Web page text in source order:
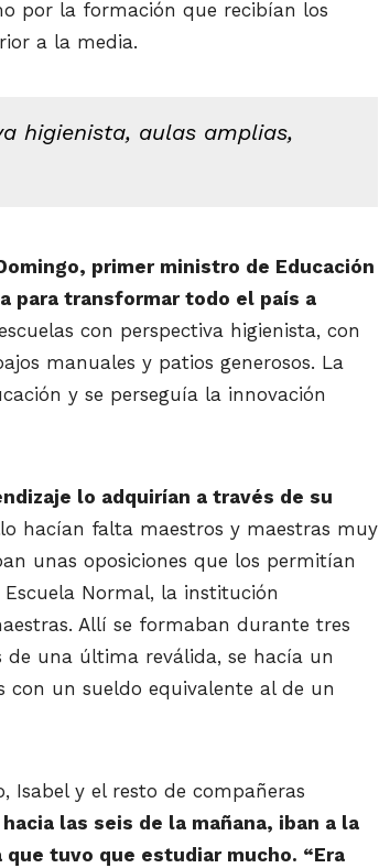
por la formación que recibían los
a la media.
higienista, aulas amplias,
, primer ministro de Educación
para transformar todo el país a
con perspectiva higienista, con
manuales y patios generosos. La
y se perseguía la innovación
lo adquirían a través de su
hacían falta maestros y maestras muy
unas oposiciones que los permitían
Normal, la institución
Allí se formaban durante tres
de una última reválida, se hacía un
con un sueldo equivalente al de un
Isabel y el resto de compañeras
hacia las seis de la mañana, iban a la
que tuvo que estudiar mucho. “Era